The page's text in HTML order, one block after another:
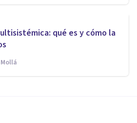
qué es y cómo la